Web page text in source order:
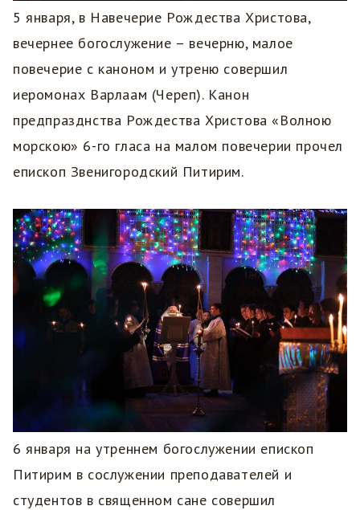
5 января, в Навечерие Рождества Христова,
вечернее богослужение – вечерню, малое
повечерие с каноном и утреню совершил
иеромонах Варлаам (Череп). Канон
предпразднства Рождества Христова «Волною
морскою» 6-го гласа на малом повечерии прочел
епископ Звенигородский Питирим.
6 января на утреннем богослужении епископ
Питирим в сослужении преподавателей и
студентов в священном сане совершил